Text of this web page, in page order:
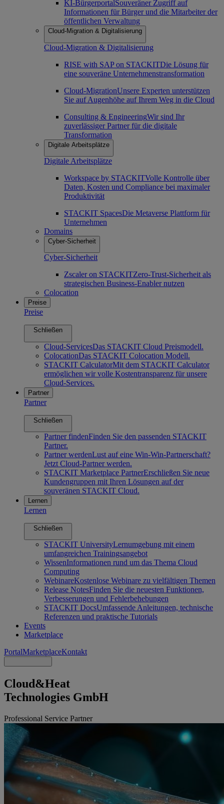
KI-BürgerportalSouveräner Zugriff auf
Informationen für Bürger und die Mitarbeiter der
öffentlichen Verwaltung
Cloud-Migration & Digitalisierung
Cloud-Migration & Digitalisierung
RISE with SAP on STACKITDie Lösung für
eine souveräne Unternehmenstransformation
Cloud-MigrationUnsere Experten unterstützen
Sie auf Augenhöhe auf Ihrem Weg in die Cloud
Consulting & EngineeringWir sind Ihr
zuverlässiger Partner für die digitale
Transformation
Digitale Arbeitsplätze
Digitale Arbeitsplätze
Workspace by STACKITVolle Kontrolle über
Daten, Kosten und Compliance bei maximaler
Produktivität
STACKIT SpacesDie Metaverse Plattform für
Unternehmen
Domains
Cyber-Sicherheit
Cyber-Sicherheit
Zscaler on STACKITZero-Trust-Sicherheit als
strategischen Business-Enabler nutzen
Colocation
Preise
Preise
Schließen
Cloud-ServicesDas STACKIT Cloud Preismodell.
ColocationDas STACKIT Colocation Modell.
STACKIT CalculatorMit dem STACKIT Calculator
ermöglichen wir volle Kostentransparenz für unsere
Cloud-Services.
Partner
Partner
Schließen
Partner findenFinden Sie den passenden STACKIT
Partner.
Partner werdenLust auf eine Win-Win-Partnerschaft?
Jetzt Cloud-Partner werden.
STACKIT Marketplace PartnerErschließen Sie neue
Kundengruppen mit Ihren Lösungen auf der
souveränen STACKIT Cloud.
Lernen
Lernen
Schließen
STACKIT UniversityLernumgebung mit einem
umfangreichen Trainingsangebot
WissenInformationen rund um das Thema Cloud
Computing
WebinareKostenlose Webinare zu vielfältigen Themen
Release NotesFinden Sie die neuesten Funktionen,
Verbesserungen und Fehlerbehebungen
STACKIT DocsUmfassende Anleitungen, technische
Referenzen und praktische Tutorials
Events
Marketplace
PortalMarketplaceKontakt
Cloud&Heat
Technologies GmbH
Professional Service Partner